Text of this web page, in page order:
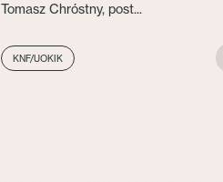
Tomasz Chróstny, post...
KNF/UOKIK